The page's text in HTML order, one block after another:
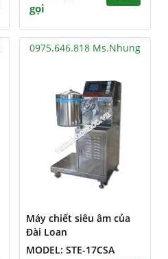
gọi
0975.646.818 Ms.Nhung
Máy chiết siêu âm của
Đài Loan
MODEL: STE-17CSA